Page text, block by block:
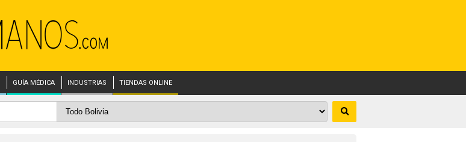
GUÍA MÉDICA INDUSTRIAS TIENDAS ONLINE